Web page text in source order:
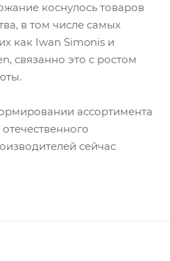
коснулось товаров
в том числе самых
как Iwan Simonis и
связанно это с ростом
ассортимента
сейчас